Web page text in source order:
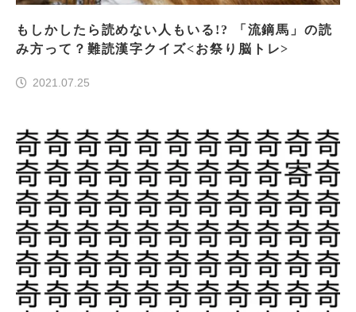
もしかしたら読めない人もいる!? 「流鏑馬」の読
み方って？難読漢字クイズ<お祭り脳トレ>
2021.07.25